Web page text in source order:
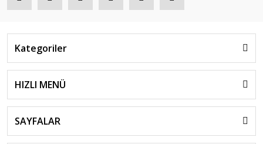
Kategoriler
HIZLI MENÜ
SAYFALAR